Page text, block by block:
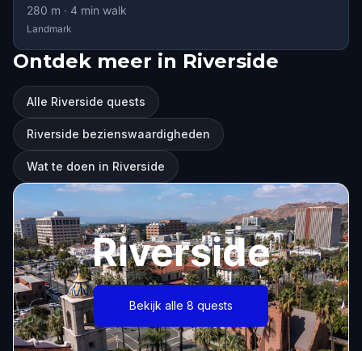
280 m · 4 min walk
Landmark
Ontdek meer in Riverside
Alle Riverside quests
Riverside bezienswaardigheden
Wat te doen in Riverside
Riverside
Bekijk alle 8 quests